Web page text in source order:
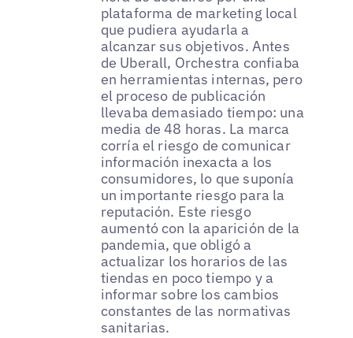
plataforma de marketing local
que pudiera ayudarla a
alcanzar sus objetivos. Antes
de Uberall, Orchestra confiaba
en herramientas internas, pero
el proceso de publicación
llevaba demasiado tiempo: una
media de 48 horas. La marca
corría el riesgo de comunicar
información inexacta a los
consumidores, lo que suponía
un importante riesgo para la
reputación. Este riesgo
aumentó con la aparición de la
pandemia, que obligó a
actualizar los horarios de las
tiendas en poco tiempo y a
informar sobre los cambios
constantes de las normativas
sanitarias.